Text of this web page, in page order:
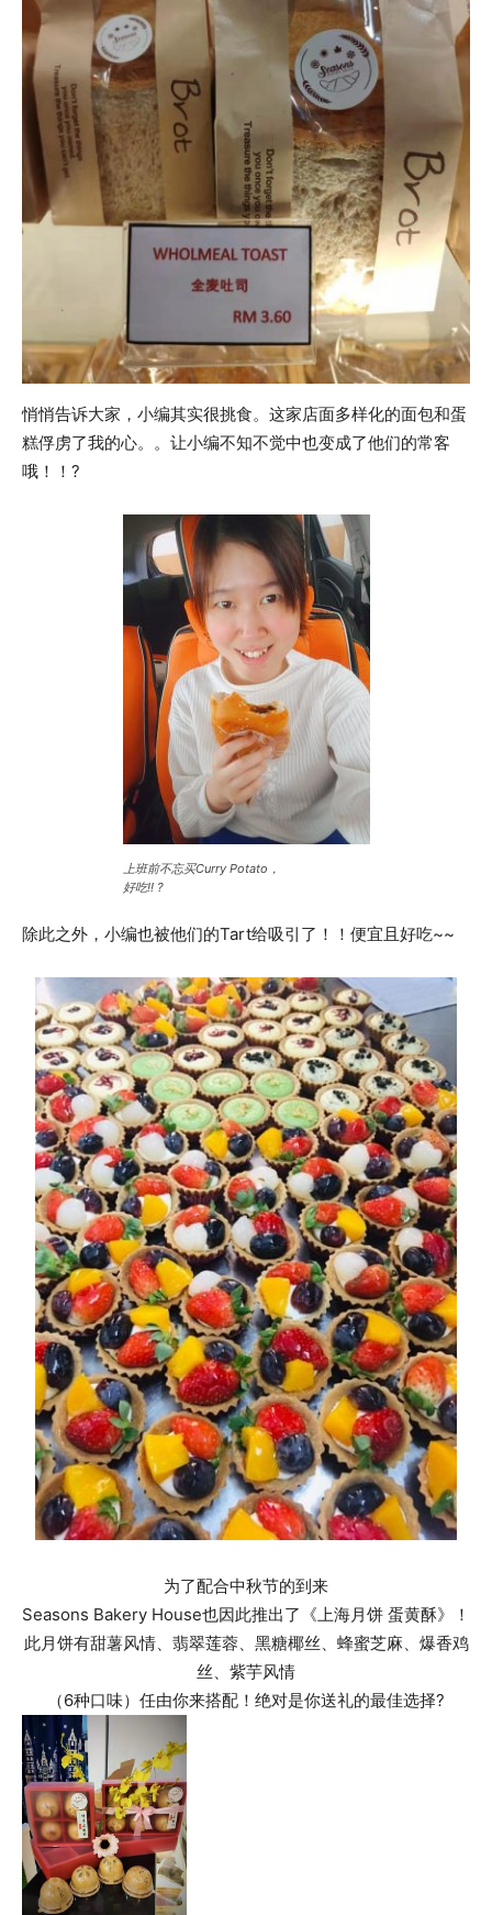
悄悄告诉大家，小编其实很挑食。这家店面多样化的面包和蛋
糕俘虏了我的心。。让小编不知不觉中也变成了他们的常客
哦！！?
上班前不忘买Curry Potato，
好吃!! ?
除此之外，小编也被他们的Tart给吸引了！！便宜且好吃~~
为了配合中秋节的到来
Seasons Bakery House也因此推出了《上海月饼 蛋黄酥》！
此月饼有甜薯风情、翡翠莲蓉、黑糖椰丝、蜂蜜芝麻、爆香鸡
丝、紫芋风情
（6种口味）任由你来搭配！绝对是你送礼的最佳选择?